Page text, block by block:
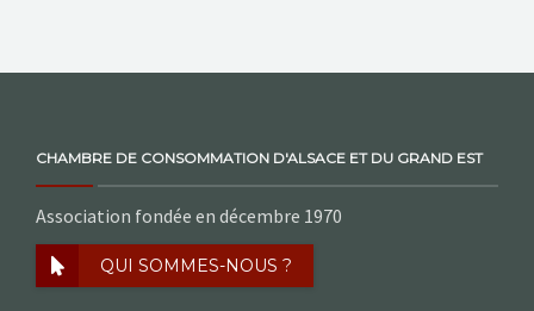
CHAMBRE DE CONSOMMATION D'ALSACE ET DU GRAND EST
Association fondée en décembre 1970
QUI SOMMES-NOUS ?